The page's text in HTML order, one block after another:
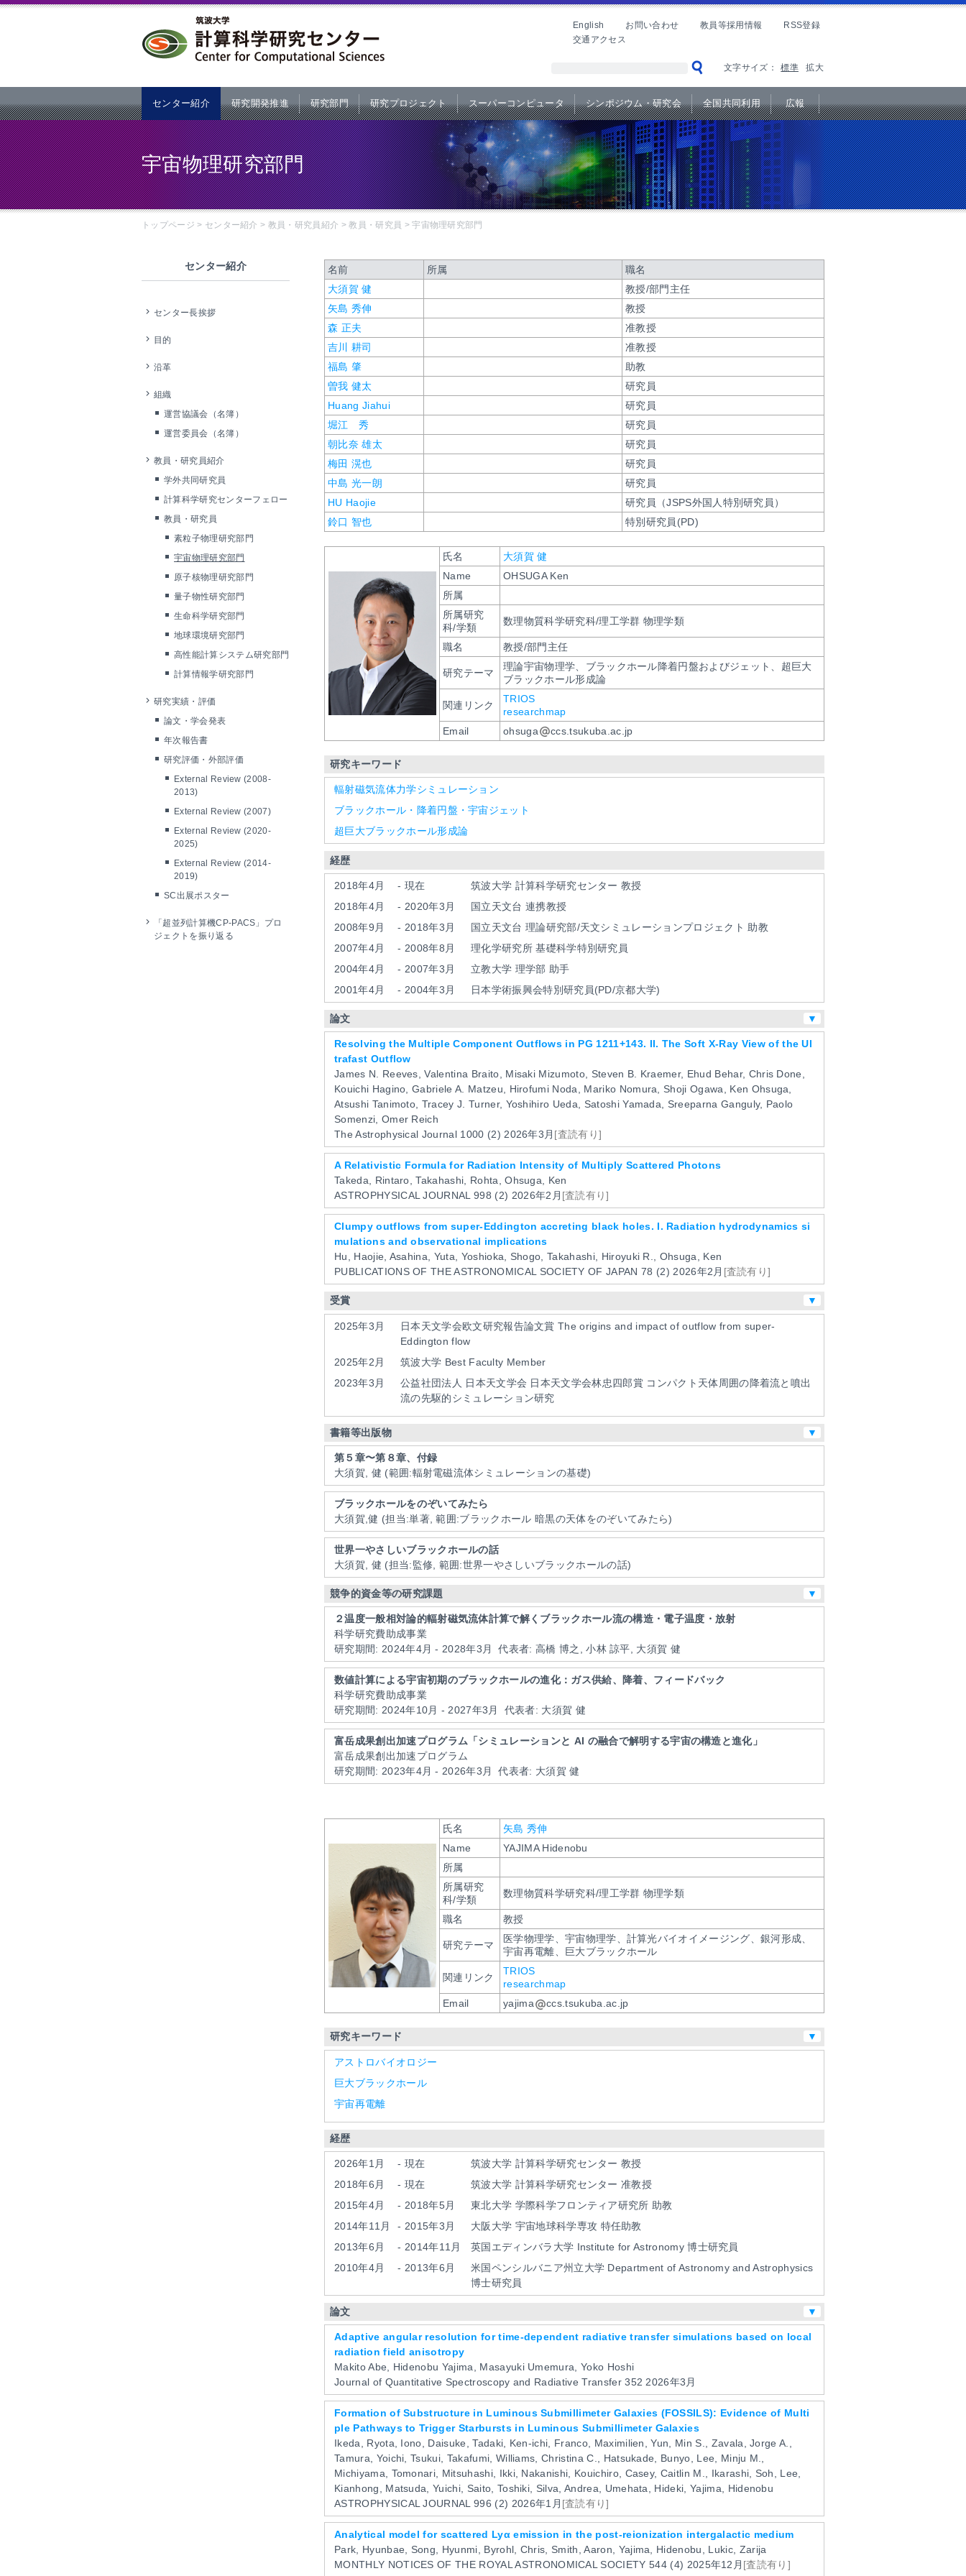
本文へ
English お問い合わせ 教員等採用情報
RSS登録
交通アクセス
文字サイズ： 標準 拡大
センター紹介 研究開発推進 研究部門 研究プロジェクト スーパーコンピュータ シンポジウム・研究会 全国共同利用 広報
宇宙物理研究部門
トップページ > センター紹介 > 教員・研究員紹介 >教員・研究員 >宇宙物理研究部門
センター紹介
センター長挨拶
目的
沿革
組織
運営協議会（名簿）
運営委員会（名簿）
教員・研究員紹介
学外共同研究員
計算科学研究センターフェロー
教員・研究員
素粒子物理研究部門
宇宙物理研究部門
原子核物理研究部門
量子物性研究部門
生命科学研究部門
地球環境研究部門
高性能計算システム研究部門
計算情報学研究部門
研究実績・評価
論文・学会発表
年次報告書
研究評価・外部評価
External Review (2008-
2013)
External Review (2007)
External Review (2020-
2025)
External Review (2014-
2019)
SC出展ポスター
「超並列計算機CP-PACS」プロ
ジェクトを振り返る
名前 所属
職名
大須賀 健
教授/部門主任
矢島 秀伸
教授
森 正夫
准教授
吉川 耕司
准教授
福島 肇
助教
曽我 健太
研究員
Huang Jiahui
研究員
堀江 秀
研究員
朝比奈 雄太
研究員
梅田 滉也
研究員
中島 光一朗
研究員
HU Haojie
研究員（JSPS外国人特別研究員）
鈴口 智也
特別研究員(PD)
氏名
大須賀 健
Name
OHSUGA Ken
所属
所属研究
科/学類
数理物質科学研究科/理工学群 物理学類
職名 教授/部門主任
研究テーマ
理論宇宙物理学、ブラックホール降着円盤およびジェット、超巨大
ブラックホール形成論
関連リンク
TRIOS
researchmap
Email
ohsuga ccs.tsukuba.ac.jp
研究キーワード
輻射磁気流体力学シミュレーション
ブラックホール・降着円盤・宇宙ジェット
超巨大ブラックホール形成論
経歴
2018年4月 - 現在
筑波大学 計算科学研究センター 教授
2018年4月
- 2020年3月
国立天文台 連携教授
2008年9月
- 2018年3月
国立天文台 理論研究部/天文シミュレーションプロジェクト 助教
2007年4月
- 2008年8月
理化学研究所 基礎科学特別研究員
2004年4月
- 2007年3月
立教大学 理学部 助手
2001年4月
- 2004年3月 日本学術振興会特別研究員(PD/京都大学)
論文 ▼
Resolving the Multiple Component Outflows in PG 1211+143. II. The Soft X-Ray View of the Ul
trafast Outflow
James N. Reeves, Valentina Braito, Misaki Mizumoto, Steven B. Kraemer, Ehud Behar, Chris Done,
Kouichi Hagino, Gabriele A. Matzeu, Hirofumi Noda, Mariko Nomura, Shoji Ogawa, Ken Ohsuga,
Atsushi Tanimoto, Tracey J. Turner, Yoshihiro Ueda, Satoshi Yamada, Sreeparna Ganguly, Paolo
Somenzi, Omer Reich
The Astrophysical Journal 1000 (2) 2026年3月 [査読有り]
A Relativistic Formula for Radiation Intensity of Multiply Scattered Photons
Takeda, Rintaro, Takahashi, Rohta, Ohsuga, Ken
ASTROPHYSICAL JOURNAL998 (2) 2026年2月 [査読有り]
Clumpy outflows from super-Eddington accreting black holes. I. Radiation hydrodynamics si
mulations and observational implications
Hu, Haojie, Asahina, Yuta, Yoshioka, Shogo, Takahashi, Hiroyuki R., Ohsuga, Ken
PUBLICATIONS OF THE ASTRONOMICAL SOCIETY OF JAPAN78 (2) 2026年2月 [査読有り]
受賞 ▼
2025年3月 日本天文学会欧文研究報告論文賞The origins and impact of outflow from super-
Eddington flow
2025年2月
筑波大学 Best Faculty Member
2023年3月
公益社団法人 日本天文学会 日本天文学会林忠四郎賞 コンパクト天体周囲の降着流と噴出
流の先駆的シミュレーション研究
書籍等出版物 ▼
第５章〜第８章、付録
大須賀, 健 (範囲:輻射電磁流体シミュレーションの基礎)
ブラックホールをのぞいてみたら
大須賀,健 (担当:単著, 範囲:ブラックホール 暗黒の天体をのぞいてみたら)
世界一やさしいブラックホールの話
大須賀, 健 (担当:監修, 範囲:世界一やさしいブラックホールの話)
競争的資金等の研究課題 ▼
２温度一般相対論的輻射磁気流体計算で解くブラックホール流の構造・電子温度・放射
科学研究費助成事業
研究期間: 2024年4月 - 2028年3月
代表者: 高橋 博之, 小林 諒平, 大須賀 健
数値計算による宇宙初期のブラックホールの進化：ガス供給、降着、フィードバック
科学研究費助成事業
研究期間: 2024年10月 - 2027年3月
代表者: 大須賀 健
富岳成果創出加速プログラム「シミュレーションと AI の融合で解明する宇宙の構造と進化」
富岳成果創出加速プログラム
研究期間: 2023年4月 - 2026年3月
代表者: 大須賀 健
氏名
矢島 秀伸
Name
YAJIMA Hidenobu
所属
所属研究
科/学類
数理物質科学研究科/理工学群 物理学類
職名 教授
研究テーマ
医学物理学、宇宙物理学、計算光バイオイメージング、銀河形成、
宇宙再電離、巨大ブラックホール
関連リンク
TRIOS
researchmap
Email
yajima ccs.tsukuba.ac.jp
研究キーワード ▼
アストロバイオロジー
巨大ブラックホール
宇宙再電離
経歴
2026年1月 - 現在 筑波大学 計算科学研究センター教授
2018年6月
- 現在 筑波大学 計算科学研究センター准教授
2015年4月
- 2018年5月 東北大学 学際科学フロンティア研究所 助教
2014年11月
- 2015年3月 大阪大学 宇宙地球科学専攻 特任助教
2013年6月
- 2014年11月 英国エディンバラ大学 Institute for Astronomy博士研究員
2010年4月
- 2013年6月 米国ペンシルバニア州立大学 Department of Astronomy and Astrophysics
博士研究員
論文 ▼
Adaptive angular resolution for time-dependent radiative transfer simulations based on local
radiation field anisotropy
Makito Abe, Hidenobu Yajima, Masayuki Umemura, Yoko Hoshi
Journal of Quantitative Spectroscopy and Radiative Transfer3522026年3月
Formation of Substructure in Luminous Submillimeter Galaxies (FOSSILS): Evidence of Multi
ple Pathways to Trigger Starbursts in Luminous Submillimeter Galaxies
Ikeda, Ryota, Iono, Daisuke, Tadaki, Ken-ichi, Franco, Maximilien, Yun, Min S., Zavala, Jorge A.,
Tamura, Yoichi, Tsukui, Takafumi, Williams, Christina C., Hatsukade, Bunyo, Lee, Minju M.,
Michiyama, Tomonari, Mitsuhashi, Ikki, Nakanishi, Kouichiro, Casey, Caitlin M., Ikarashi, Soh, Lee,
Kianhong, Matsuda, Yuichi, Saito, Toshiki, Silva, Andrea, Umehata, Hideki, Yajima, Hidenobu
ASTROPHYSICAL JOURNAL996 (2) 2026年1月 [査読有り]
Analytical model for scattered Lyα emission in the post-reionization intergalactic medium
Park, Hyunbae, Song, Hyunmi, Byrohl, Chris, Smith, Aaron, Yajima, Hidenobu, Lukic, Zarija
MONTHLY NOTICES OF THE ROYAL ASTRONOMICAL SOCIETY544 (4) 2025年12月 [査読有り]